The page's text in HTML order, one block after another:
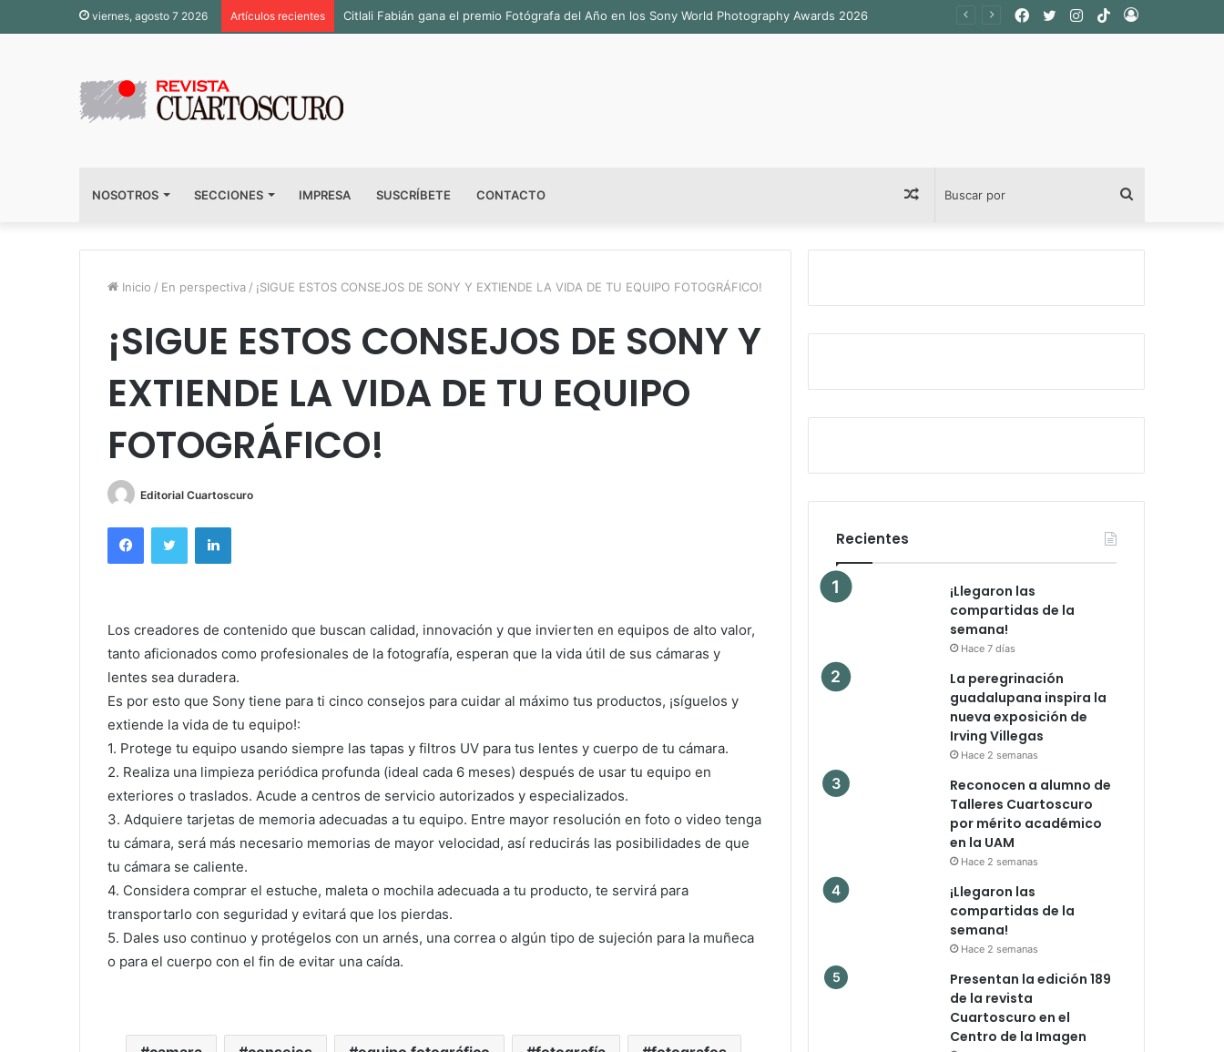
viernes, agosto 7 2026 Artículos recientes Citlali Fabián gana el premio Fotógrafa del Año en los Sony World Photography Awards 2026 Acceso
TikTok
Instagram
Twitter
Facebook
NOSOTROS SECCIONES IMPRESA SUSCRÍBETE CONTACTO
por
Publicación
al
azar
Inicio / En perspectiva / ¡SIGUE ESTOS CONSEJOS DE SONY Y EXTIENDE LA VIDA DE TU EQUIPO FOTOGRÁFICO!
¡SIGUE ESTOS CONSEJOS DE SONY Y
EXTIENDE LA VIDA DE TU EQUIPO
FOTOGRÁFICO!
Editorial Cuartoscuro
FacebookTwitter LinkedIn
Los creadores de contenido que buscan calidad, innovación y que invierten en equipos de alto valor,
tanto aficionados como profesionales de la fotografía, esperan que la vida útil de sus cámaras y
lentes sea duradera.
Es por esto que Sony tiene para ti cinco consejos para cuidar al máximo tus productos, ¡síguelos y
extiende la vida de tu equipo!:
1. Protege tu equipo usando siempre las tapas y filtros UV para tus lentes y cuerpo de tu cámara.
2. Realiza una limpieza periódica profunda (ideal cada 6 meses) después de usar tu equipo en
exteriores o traslados. Acude a centros de servicio autorizados y especializados.
3. Adquiere tarjetas de memoria adecuadas a tu equipo. Entre mayor resolución en foto o video tenga
tu cámara, será más necesario memorias de mayor velocidad, así reducirás las posibilidades de que
tu cámara se caliente.
4. Considera comprar el estuche, maleta o mochila adecuada a tu producto, te servirá para
transportarlo con seguridad y evitará que los pierdas.
5. Dales uso continuo y protégelos con un arnés, una correa o algún tipo de sujeción para la muñeca
o para el cuerpo con el fin de evitar una caída.
Recientes
¡Llegaron las
compartidas de la
semana!
Hace 7 días
La peregrinación
guadalupana inspira la
nueva exposición de
Irving Villegas
Hace 2 semanas
Reconocen a alumno de
Talleres Cuartoscuro
por mérito académico
en la UAM
Hace 2 semanas
¡Llegaron las
compartidas de la
semana!
Hace 2 semanas
Presentan la edición 189
de la revista
Cuartoscuro en el
Centro de la Imagen